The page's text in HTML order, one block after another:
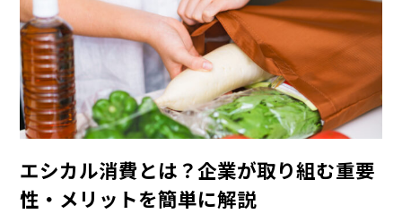
エシカル消費とは？企業が取り組む重要
性・メリットを簡単に解説